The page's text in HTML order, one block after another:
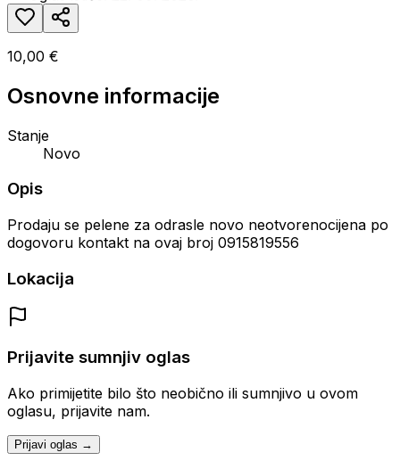
10,00 €
Osnovne informacije
Stanje
Novo
Opis
Prodaju se pelene za odrasle novo neotvorenocijena po
dogovoru kontakt na ovaj broj 0915819556
Lokacija
Prijavite sumnjiv oglas
Ako primijetite bilo što neobično ili sumnjivo u ovom
oglasu, prijavite nam.
Prijavi oglas →